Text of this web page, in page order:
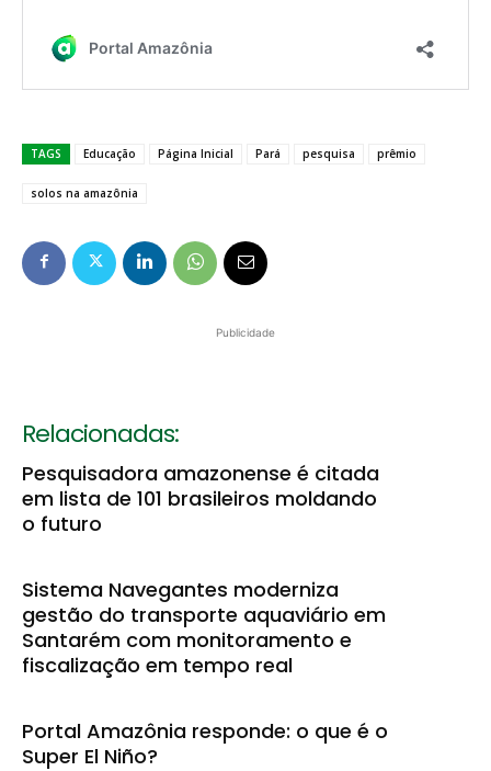
TAGS Educação Página Inicial Pará pesquisa prêmio
solos na amazônia
Publicidade
Relacionadas:
Pesquisadora amazonense é citada
em lista de 101 brasileiros moldando
o futuro
Sistema Navegantes moderniza
gestão do transporte aquaviário em
Santarém com monitoramento e
fiscalização em tempo real
Portal Amazônia responde: o que é o
Super El Niño?